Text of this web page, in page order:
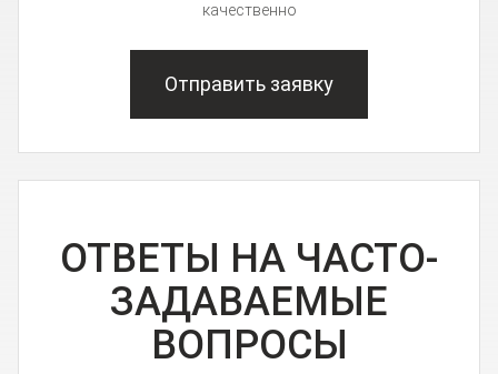
качественно
Отправить заявку
ОТВЕТЫ НА ЧАСТО-
ЗАДАВАЕМЫЕ
ВОПРОСЫ